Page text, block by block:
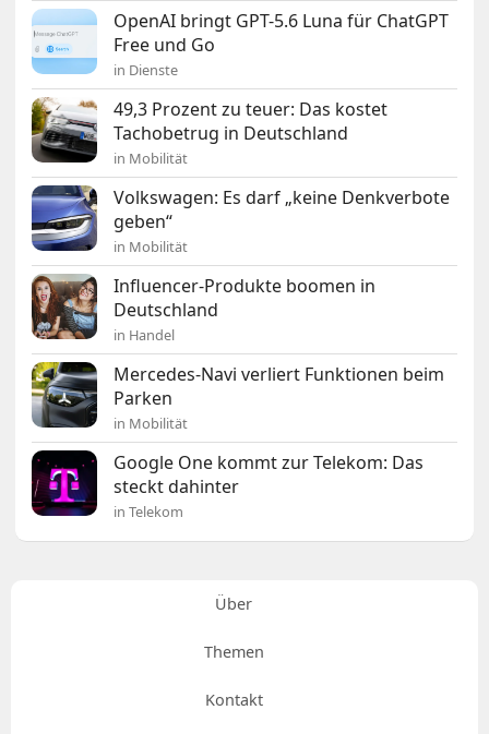
OpenAI bringt GPT-5.6 Luna für ChatGPT
Free und Go
in Dienste
49,3 Prozent zu teuer: Das kostet
Tachobetrug in Deutschland
in Mobilität
Volkswagen: Es darf „keine Denkverbote
geben“
in Mobilität
Influencer-Produkte boomen in
Deutschland
in Handel
Mercedes-Navi verliert Funktionen beim
Parken
in Mobilität
Google One kommt zur Telekom: Das
steckt dahinter
in Telekom
Über
Themen
Kontakt